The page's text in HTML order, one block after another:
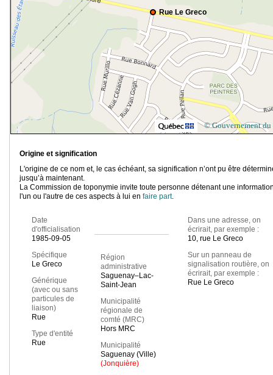
Rue Le Greco
© Gouvernement du
Origine et signification
L'origine de ce nom et, le cas échéant, sa signification n’ont pu être
jusqu’à maintenant.
La Commission de toponymie invite toute personne détenant une
l'un ou l'autre de ces aspects à lui en faire part.
Date
d'officialisation
1985-09-05
Spécifique
Le Greco
Générique
(avec ou sans
particules de
liaison)
Rue
Type d'entité
Rue
Région
administrative
Saguenay–Lac-
Saint-Jean
Municipalité
régionale de
comté (MRC)
Hors MRC
Municipalité
Saguenay (Ville)
(Jonquière)
Dans une adresse, on
écrirait, par exemple :
10, rue Le Greco
Sur un panneau de
signalisation routière, on
écrirait, par exemple :
Rue Le Greco